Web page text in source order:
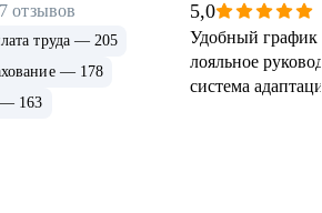
отзывов
труда — 205
— 178
— 163
5,0
Удобный график
лояльное
система